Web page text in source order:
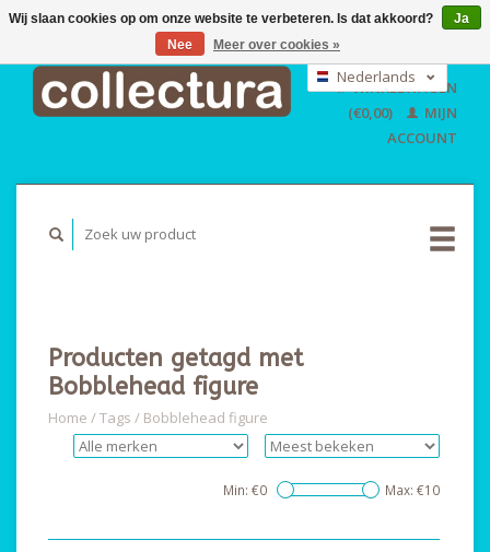
EUR
GBP
USD
Nederlands
English
WINKELWAGEN
(€0,00)
MIJN
ACCOUNT
Producten getagd met
Bobblehead figure
Home /Tags / Bobblehead figure
Min: €0 Max: €10
Wij slaan cookies op om onze website te verbeteren. Is dat akkoord?
Ja
Nee
Meer over cookies »